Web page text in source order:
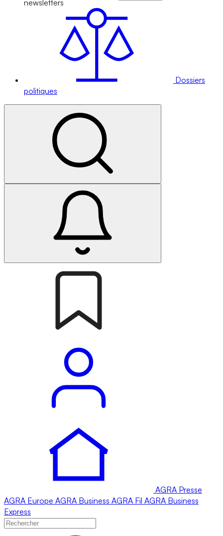
newsletters
Dossiers
politiques
AGRA Presse
AGRA Europe AGRA Business AGRA Fil AGRA Business
Express